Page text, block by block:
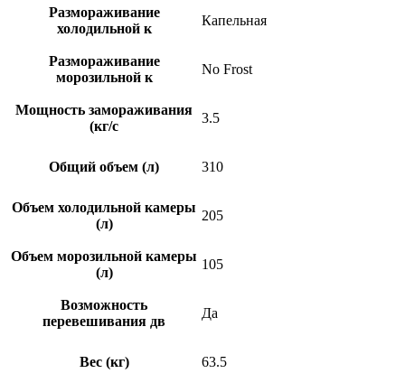
Размораживание
холодильной к
Капельная
Размораживание
морозильной к
No Frost
Мощность замораживания
(кг/c
3.5
Общий объем (л) 310
Объем холодильной камеры
(л)
205
Объем морозильной камеры
(л)
105
Возможность
перевешивания дв
Да
Вес (кг) 63.5